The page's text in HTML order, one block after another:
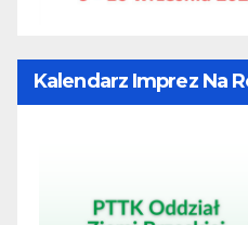
Kalendarz Imprez Na